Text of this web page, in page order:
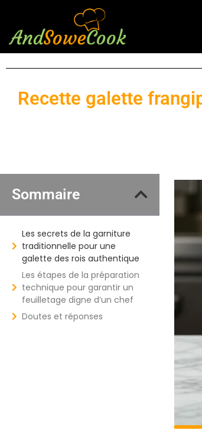
Recette galette
Sommaire
Les secrets de la garniture
traditionnelle pour une
galette des rois authentique
Les étapes de la préparation
technique pour garantir un
feuilletage digne d’un chef
Doutes et réponses